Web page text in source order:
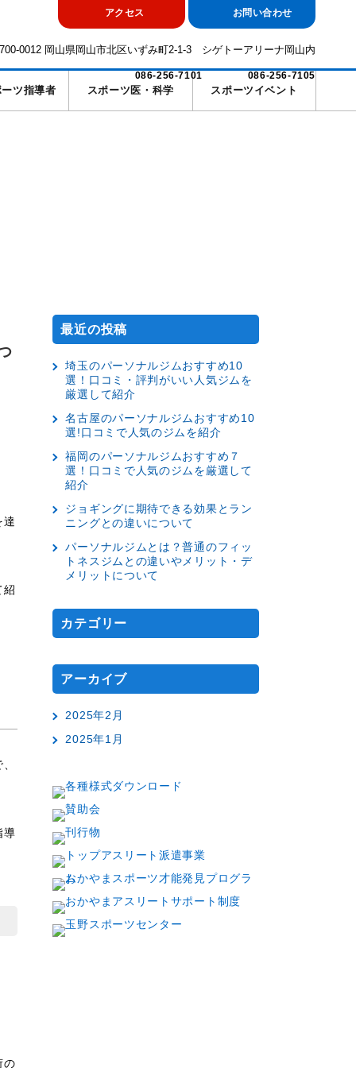
ツ指導者 スポーツ医・科学 スポーツイベント
アクセス お問い合わせ
0012 岡山県岡山市北区いずみ町2-1-3 シゲトーアリーナ岡山内
086-256-7101 086-256-7105
達
紹
導
の
最近の投稿
埼玉のパーソナルジムおすすめ10
選！口コミ・評判がいい人気ジムを
厳選して紹介
名古屋のパーソナルジムおすすめ10
選!口コミで人気のジムを紹介
福岡のパーソナルジムおすすめ７
選！口コミで人気のジムを厳選して
紹介
ジョギングに期待できる効果とラン
ニングとの違いについて
パーソナルジムとは？普通のフィッ
トネスジムとの違いやメリット・デ
メリットについて
カテゴリー
アーカイブ
2025年2月
2025年1月